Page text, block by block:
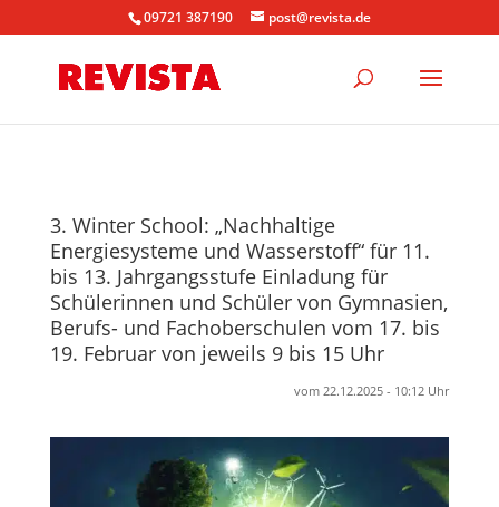
09721 387190 post@revista.de
3. Winter School: „Nachhaltige
Energiesysteme und Wasserstoff“ für 11.
bis 13. Jahrgangsstufe Einladung für
Schülerinnen und Schüler von Gymnasien,
Berufs- und Fachoberschulen vom 17. bis
19. Februar von jeweils 9 bis 15 Uhr
vom 22.12.2025 - 10:12 Uhr